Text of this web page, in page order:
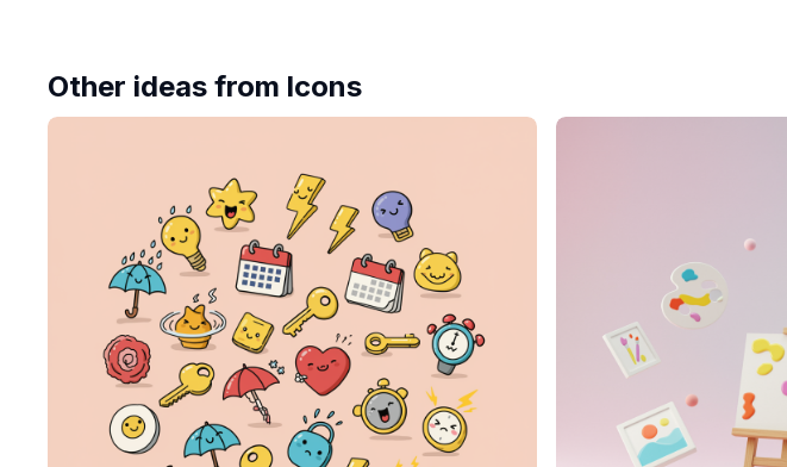
Other ideas from Icons